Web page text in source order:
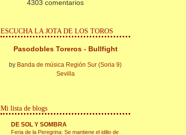
4303 comentarios
ESCUCHA LA JOTA DE LOS TOROS
Pasodobles Toreros - Bullfight
by Banda de música Región Sur (Soria 9)
Sevilla
Mi lista de blogs
DE SOL Y SOMBRA
Feria de la Peregrina: Se mantiene el idilio de